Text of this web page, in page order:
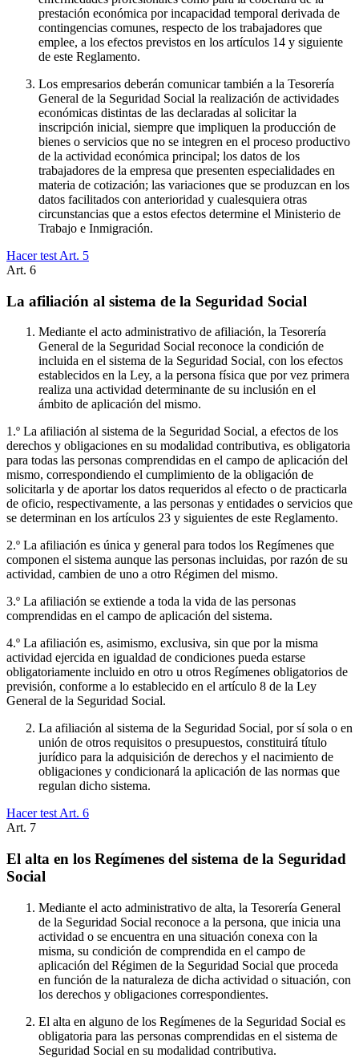
prestación económica por incapacidad temporal derivada de
contingencias comunes, respecto de los trabajadores que
emplee, a los efectos previstos en los artículos 14 y siguiente
de este Reglamento.
Los empresarios deberán comunicar también a la Tesorería
General de la Seguridad Social la realización de actividades
económicas distintas de las declaradas al solicitar la
inscripción inicial, siempre que impliquen la producción de
bienes o servicios que no se integren en el proceso productivo
de la actividad económica principal; los datos de los
trabajadores de la empresa que presenten especialidades en
materia de cotización; las variaciones que se produzcan en los
datos facilitados con anterioridad y cualesquiera otras
circunstancias que a estos efectos determine el Ministerio de
Trabajo e Inmigración.
Hacer test Art. 5
Art. 6
La afiliación al sistema de la Seguridad Social
Mediante el acto administrativo de afiliación, la Tesorería
General de la Seguridad Social reconoce la condición de
incluida en el sistema de la Seguridad Social, con los efectos
establecidos en la Ley, a la persona física que por vez primera
realiza una actividad determinante de su inclusión en el
ámbito de aplicación del mismo.
1.º La afiliación al sistema de la Seguridad Social, a efectos de los
derechos y obligaciones en su modalidad contributiva, es obligatoria
para todas las personas comprendidas en el campo de aplicación del
mismo, correspondiendo el cumplimiento de la obligación de
solicitarla y de aportar los datos requeridos al efecto o de practicarla
de oficio, respectivamente, a las personas y entidades o servicios que
se determinan en los artículos 23 y siguientes de este Reglamento.
2.º La afiliación es única y general para todos los Regímenes que
componen el sistema aunque las personas incluidas, por razón de su
actividad, cambien de uno a otro Régimen del mismo.
3.º La afiliación se extiende a toda la vida de las personas
comprendidas en el campo de aplicación del sistema.
4.º La afiliación es, asimismo, exclusiva, sin que por la misma
actividad ejercida en igualdad de condiciones pueda estarse
obligatoriamente incluido en otro u otros Regímenes obligatorios de
previsión, conforme a lo establecido en el artículo 8 de la Ley
General de la Seguridad Social.
La afiliación al sistema de la Seguridad Social, por sí sola o en
unión de otros requisitos o presupuestos, constituirá título
jurídico para la adquisición de derechos y el nacimiento de
obligaciones y condicionará la aplicación de las normas que
regulan dicho sistema.
Hacer test Art. 6
Art. 7
El alta en los Regímenes del sistema de la Seguridad
Social
Mediante el acto administrativo de alta, la Tesorería General
de la Seguridad Social reconoce a la persona, que inicia una
actividad o se encuentra en una situación conexa con la
misma, su condición de comprendida en el campo de
aplicación del Régimen de la Seguridad Social que proceda
en función de la naturaleza de dicha actividad o situación, con
los derechos y obligaciones correspondientes.
El alta en alguno de los Regímenes de la Seguridad Social es
obligatoria para las personas comprendidas en el sistema de
Seguridad Social en su modalidad contributiva.